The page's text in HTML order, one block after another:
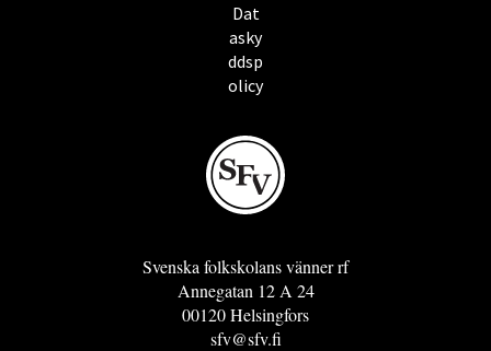
Dat
asky
ddsp
olicy
Svenska folkskolans vänner rf
Annegatan 12 A 24
00120 Helsingfors
sfv@sfv.fi